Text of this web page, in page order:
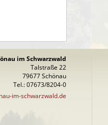
im Schwarzwald
Talstraße 22
79677 Schönau
Tel.: 07673/8204-0
im-schwarzwald.de